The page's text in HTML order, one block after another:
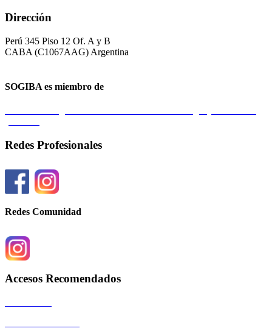
Dirección
Perú 345 Piso 12 Of. A y B
CABA (C1067AAG) Argentina
SOGIBA es miembro de
Redes Profesionales
Redes Comunidad
Accesos Recomendados